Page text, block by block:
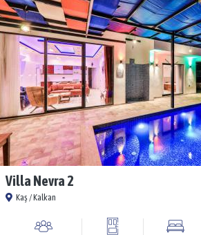
Villa Nevra 2
Kaş / Kalkan